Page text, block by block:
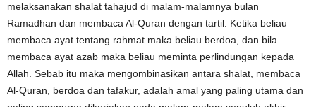
melaksanakan shalat tahajud di malam-malamnya bulan
Ramadhan dan membaca Al-Quran dengan tartil. Ketika beliau
membaca ayat tentang rahmat maka beliau berdoa, dan bila
membaca ayat azab maka beliau meminta perlindungan kepada
Allah. Sebab itu maka mengombinasikan antara shalat, membaca
Al-Quran, berdoa dan tafakur, adalah amal yang paling utama dan